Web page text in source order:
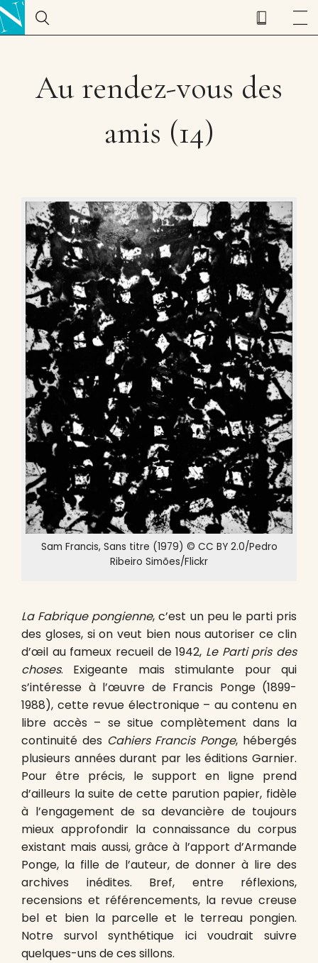
Au rendez-vous des
amis (14)
Sam Francis, Sans titre (1979) © CC BY 2.0/Pedro
Ribeiro Simões/Flickr
La Fabrique pongienne, c’est un peu le parti pris
des gloses, si on veut bien nous autoriser ce clin
d’œil au fameux recueil de 1942, Le Parti pris des
choses. Exigeante mais stimulante pour qui
s’intéresse à l’œuvre de Francis Ponge (1899-
1988), cette revue électronique – au contenu en
libre accès – se situe complètement dans la
continuité des Cahiers Francis Ponge, hébergés
plusieurs années durant par les éditions Garnier.
Pour être précis, le support en ligne prend
d’ailleurs la suite de cette parution papier, fidèle
à l’engagement de sa devancière de toujours
mieux approfondir la connaissance du corpus
existant mais aussi, grâce à l’apport d’Armande
Ponge, la fille de l’auteur, de donner à lire des
archives inédites. Bref, entre réflexions,
recensions et référencements, la revue creuse
bel et bien la parcelle et le terreau pongien.
Notre survol synthétique ici voudrait suivre
quelques-uns de ces sillons.